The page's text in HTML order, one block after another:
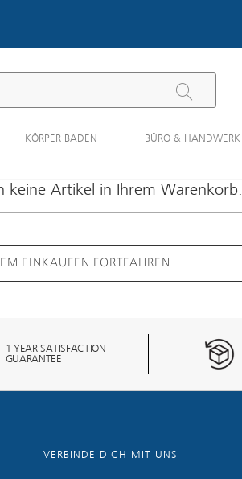
KÖRPER BADEN BÜRO & HANDWERK
keine Artikel in Ihrem Warenkorb.
EINKAUFEN FORTFAHREN
1 YEAR SATISFACTION
GUARANTEE
VERBINDE DICH MIT UNS